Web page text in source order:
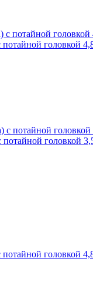
потайной головкой
потайной головкой
потайной головкой